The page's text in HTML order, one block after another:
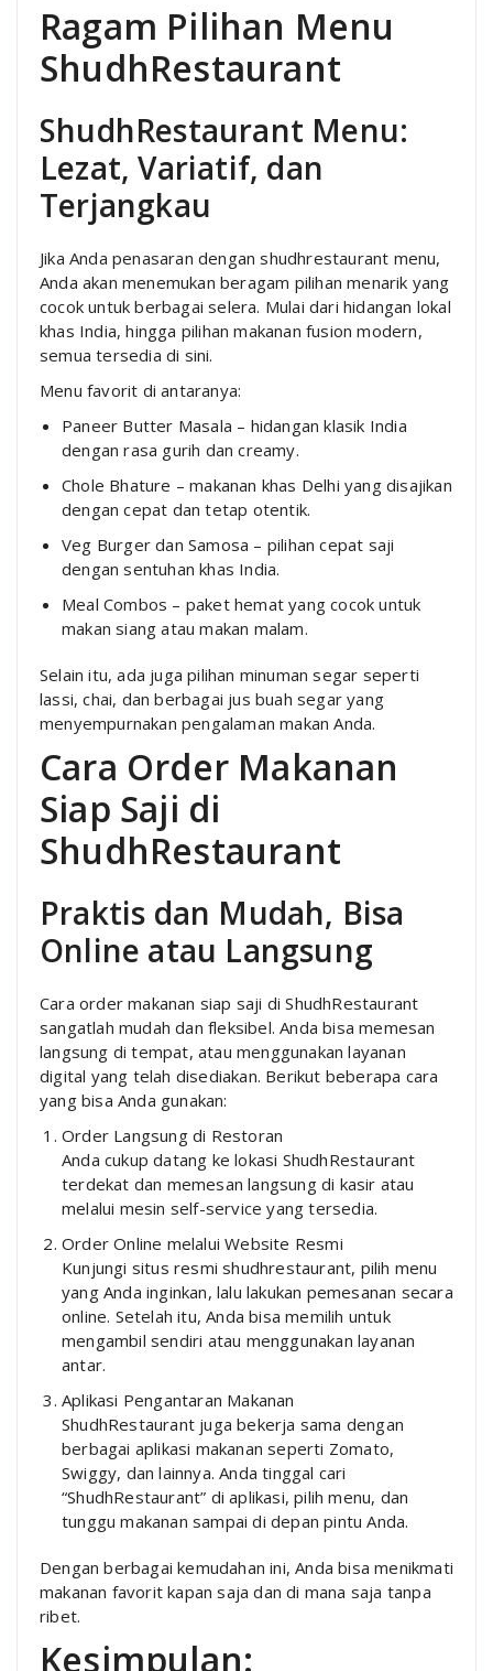
Ragam Pilihan Menu
ShudhRestaurant
ShudhRestaurant Menu:
Lezat, Variatif, dan
Terjangkau
Jika Anda penasaran dengan shudhrestaurant menu,
Anda akan menemukan beragam pilihan menarik yang
cocok untuk berbagai selera. Mulai dari hidangan lokal
khas India, hingga pilihan makanan fusion modern,
semua tersedia di sini.
Menu favorit di antaranya:
Paneer Butter Masala – hidangan klasik India
dengan rasa gurih dan creamy.
Chole Bhature – makanan khas Delhi yang disajikan
dengan cepat dan tetap otentik.
Veg Burger dan Samosa – pilihan cepat saji
dengan sentuhan khas India.
Meal Combos – paket hemat yang cocok untuk
makan siang atau makan malam.
Selain itu, ada juga pilihan minuman segar seperti
lassi, chai, dan berbagai jus buah segar yang
menyempurnakan pengalaman makan Anda.
Cara Order Makanan
Siap Saji di
ShudhRestaurant
Praktis dan Mudah, Bisa
Online atau Langsung
Cara order makanan siap saji di ShudhRestaurant
sangatlah mudah dan fleksibel. Anda bisa memesan
langsung di tempat, atau menggunakan layanan
digital yang telah disediakan. Berikut beberapa cara
yang bisa Anda gunakan:
Order Langsung di Restoran
Anda cukup datang ke lokasi ShudhRestaurant
terdekat dan memesan langsung di kasir atau
melalui mesin self-service yang tersedia.
Order Online melalui Website Resmi
Kunjungi situs resmi shudhrestaurant, pilih menu
yang Anda inginkan, lalu lakukan pemesanan secara
online. Setelah itu, Anda bisa memilih untuk
mengambil sendiri atau menggunakan layanan
antar.
Aplikasi Pengantaran Makanan
ShudhRestaurant juga bekerja sama dengan
berbagai aplikasi makanan seperti Zomato,
Swiggy, dan lainnya. Anda tinggal cari
“ShudhRestaurant” di aplikasi, pilih menu, dan
tunggu makanan sampai di depan pintu Anda.
Dengan berbagai kemudahan ini, Anda bisa menikmati
makanan favorit kapan saja dan di mana saja tanpa
ribet.
Kesimpulan: